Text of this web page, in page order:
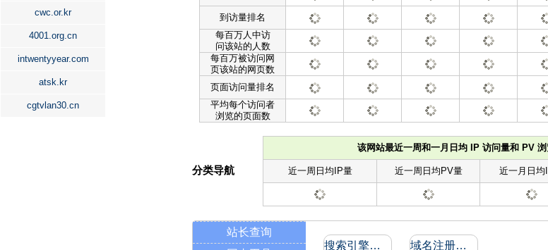
cwc.or.kr
4001.org.cn
intwentyyear.com
atsk.kr
cgtvlan30.cn
到访量排名
每百万人中访
问该站的人数
每百万被访问网
页该站的网页数
页面访问量排名
平均每个访问者
浏览的页面数
该网站最近一周和一月日均 IP 访问量和 PV
近一周日均IP量 近一周日均PV量 近一月日均
分类导航
站长查询
搜索引擎收录和反向链接 域名注册信息